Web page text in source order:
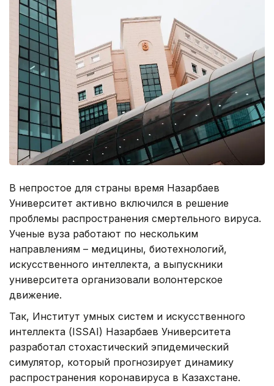
В непростое для страны время Назарбаев
Университет активно включился в решение
проблемы распространения смертельного вируса.
Ученые вуза работают по нескольким
направлениям – медицины, биотехнологий,
искусственного интеллекта, а выпускники
университета организовали волонтерское
движение.
Так, Институт умных систем и искусственного
интеллекта (ISSAI) Назарбаев Университета
разработал стохастический эпидемический
симулятор, который прогнозирует динамику
распространения коронавируса в Казахстане.